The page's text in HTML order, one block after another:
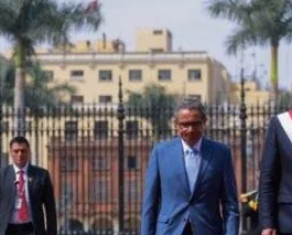
[ 6 de agosto de 2026 ] Pacto
una “desobediencia civil” desde el